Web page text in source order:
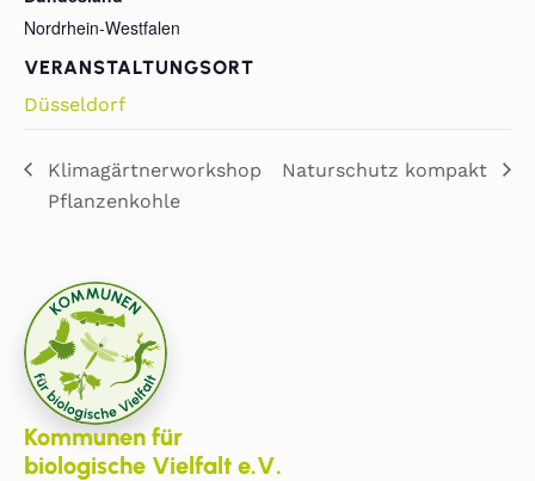
VERANSTALTUNGSORT
Düsseldorf
Nordrhein-Westfalen
Klimagärtnerworkshop
Pflanzenkohle
Naturschutz kompakt
Kommunen für
biologische Vielfalt e.V.